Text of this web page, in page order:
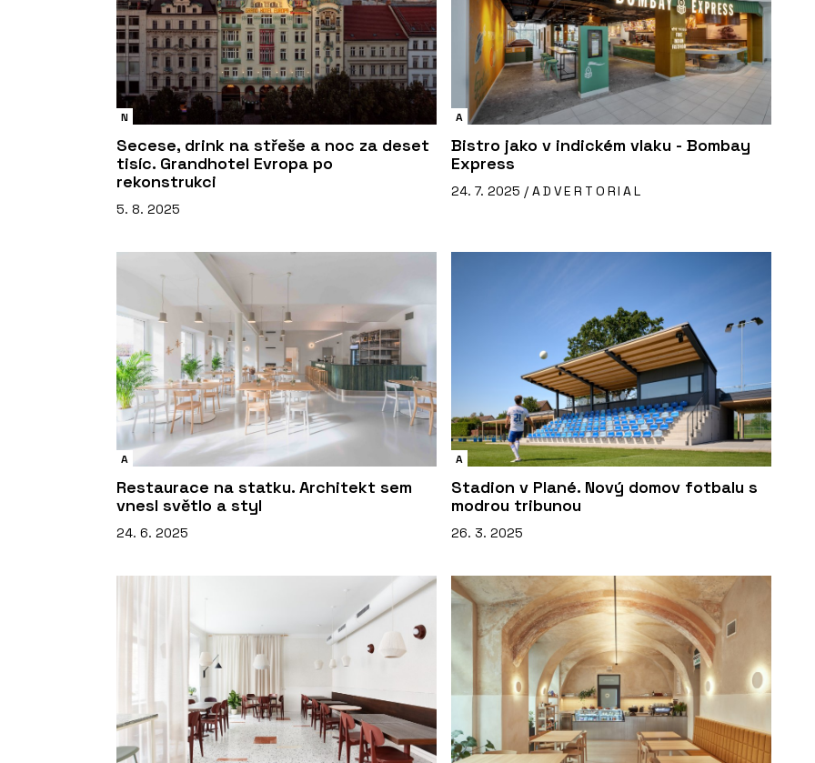
N
Secese, drink na střeše a noc za deset
tisíc. Grandhotel Evropa po
rekonstrukci
5. 8. 2025
A
Bistro jako v indickém vlaku - Bombay
Express
24. 7. 2025 / ADVERTORIAL
A
Restaurace na statku. Architekt sem
vnesl světlo a styl
24. 6. 2025
A
Stadion v Plané. Nový domov fotbalu s
modrou tribunou
26. 3. 2025